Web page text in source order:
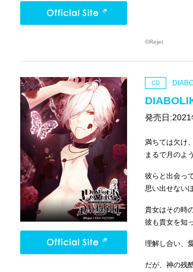
©Rejet
CD
発売日:2021
満ちては欠け
まるで月のよ
彼らと出会っ
思い出せない
貴女はその時
彼も貴女を知っ
理解し合い、
だが、神の残